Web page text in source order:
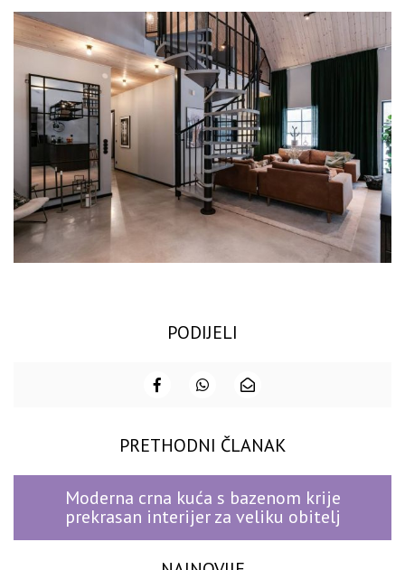
PODIJELI
PRETHODNI ČLANAK
Moderna crna kuća s bazenom krije
prekrasan interijer za veliku obitelj